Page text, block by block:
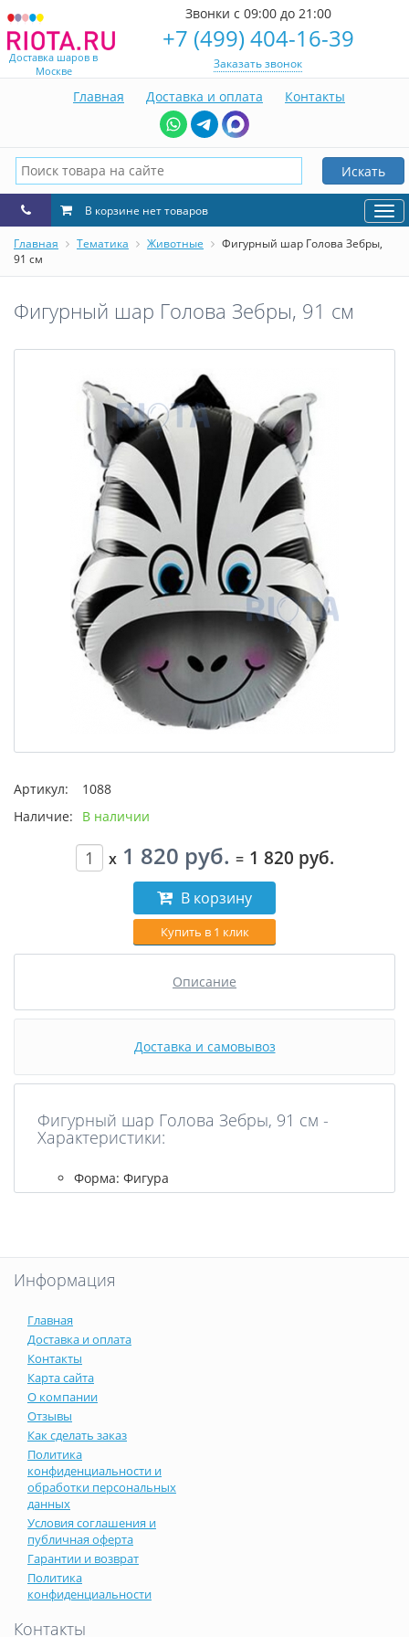
Доставка шаров в
Москве
Звонки с 09:00 до 21:00
+7 (499) 404-16-39
Заказать звонок
Главная Доставка и оплата Контакты
Искать
В корзине нет товаров
Главная Тематика Животные
Фигурный шар Голова Зебры,
91 см
Фигурный шар Голова Зебры, 91 см
Артикул:
1088
Наличие:
В наличии
x 1 820 руб. = 1 820 руб.
В корзину
Купить в 1 клик
Описание
Доставка и самовывоз
Фигурный шар Голова Зебры, 91 см -
Характеристики:
Форма: Фигура
Информация
Главная
Доставка и оплата
Контакты
Карта сайта
О компании
Отзывы
Как сделать заказ
Политика
конфиденциальности и
обработки персональных
данных
Условия соглашения и
публичная оферта
Гарантии и возврат
Политика
конфиденциальности
Контакты